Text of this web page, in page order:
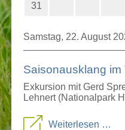
31
Samstag, 22. August
Saisonausklang im
Exkursion mit Gerd
Lehnert (Nationalpark
Weiterlesen …